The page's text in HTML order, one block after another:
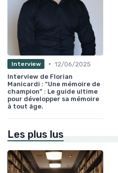
Interview • 12/06/2025
Interview de Florian
Manicardi : “Une mémoire de
champion” : Le guide ultime
pour développer sa mémoire
à tout âge.
Les plus lus